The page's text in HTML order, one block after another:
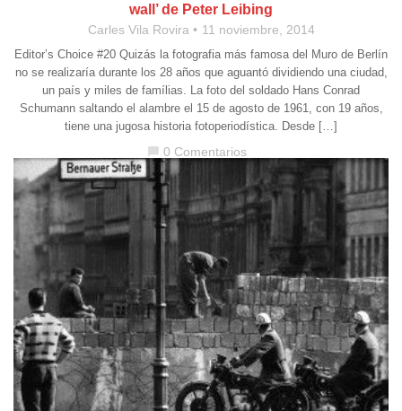
wall’ de Peter Leibing
Carles Vila Rovira 11 noviembre, 2014
Editor’s Choice #20 Quizás la fotografia más famosa del Muro de Berlín
no se realizaría durante los 28 años que aguantó dividiendo una ciudad,
un país y miles de famílias. La foto del soldado Hans Conrad
Schumann saltando el alambre el 15 de agosto de 1961, con 19 años,
tiene una jugosa historia fotoperiodística. Desde […]
chat_bubble 0 Comentarios